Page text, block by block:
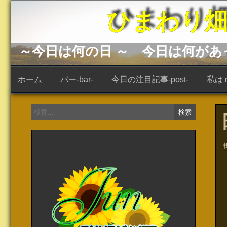
コ
へ
ス
キ
ひまわり
～今日は何の日 ～ 今日は何があ
ホーム バー-bar- 今日の注目記事-post- 私は
検
索: